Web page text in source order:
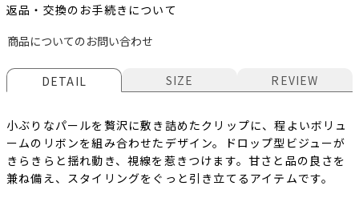
返品・交換のお手続きについて
商品についてのお問い合わせ
DETAIL SIZE REVIEW
小ぶりなパールを贅沢に敷き詰めたクリップに、程よいボリュ
ームのリボンを組み合わせたデザイン。ドロップ型ビジューが
きらきらと揺れ動き、視線を惹きつけます。甘さと品の良さを
兼ね備え、スタイリングをぐっと引き立てるアイテムです。